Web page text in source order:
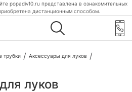
popadiv10.ru представлена в ознакомительных
дистанционным способом.
трубки
Аксессуары для луков
луков